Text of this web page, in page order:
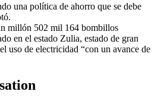
una política de ahorro que se debe
millón 502 mil 164 bombillos
en el estado Zulia, estado de gran
uso de electricidad “con un avance de